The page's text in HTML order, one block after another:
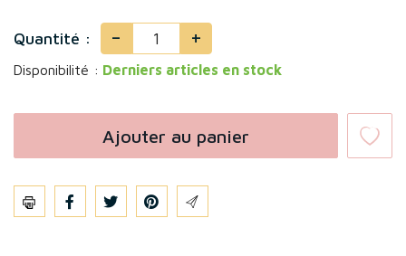
Quantité : - +
Disponibilité : Derniers articles en stock
Ajouter au panier
Partager